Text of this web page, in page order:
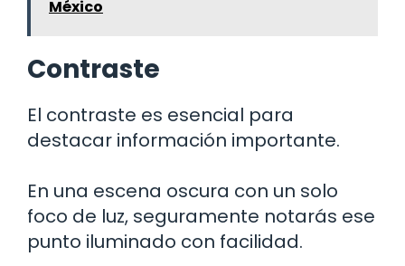
México
Contraste
El contraste es esencial para
destacar información importante.
En una escena oscura con un solo
foco de luz, seguramente notarás ese
punto iluminado con facilidad.